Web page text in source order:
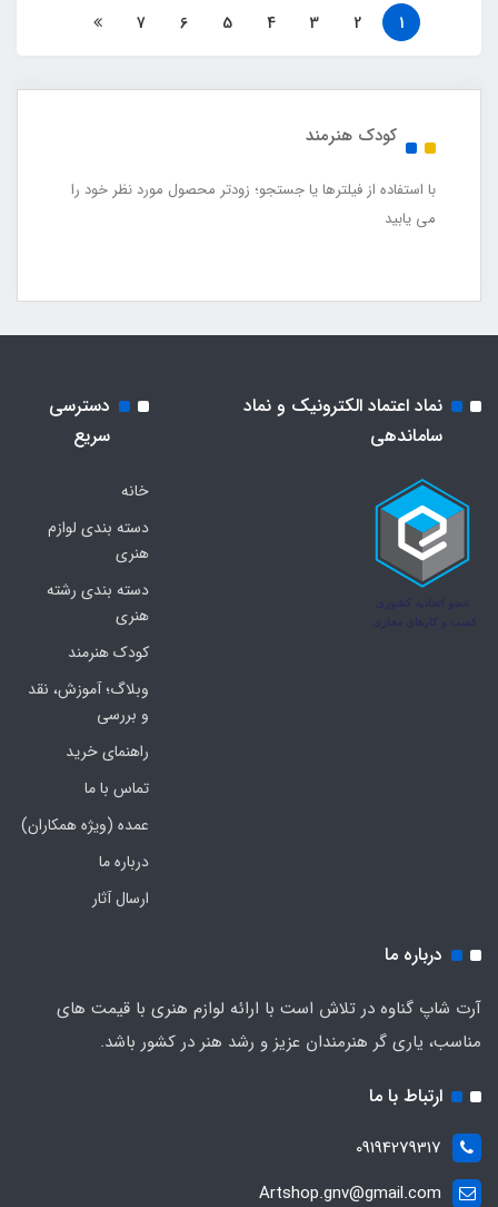
1
2
3
4
5
6
7
کودک هنرمند
با استفاده از فیلترها یا جستجو؛ زودتر محصول مورد نظر خود را
می یابید
نماد اعتماد الکترونیک و نماد
ساماندهی
دسترسی
سریع
خانه
دسته بندی لوازم
هنری
دسته بندی رشته
هنری
کودک هنرمند
وبلاگ؛ آموزش، نقد
و بررسی
راهنمای خرید
تماس با ما
عمده (ویژه همکاران)
درباره ما
ارسال آثار
درباره ما
آرت شاپ گناوه در تلاش است با ارائه لوازم هنری با قیمت های
مناسب، یاری گر هنرمندان عزیز و رشد هنر در کشور باشد.
ارتباط با ما
09194279317
Artshop.gnv@gmail.com